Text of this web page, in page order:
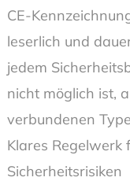
CE-
leserlich und
jedem
nicht möglich ist,
verbundenen
Klares Regelwerk
Sicherheitsrisiken